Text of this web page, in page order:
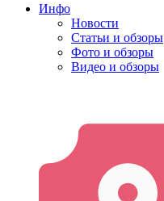
Инфо
Новости
Статьи и обзоры
Фото и обзоры
Видео и обзоры